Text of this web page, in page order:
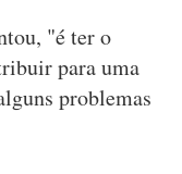
"é ter o
para uma
problemas